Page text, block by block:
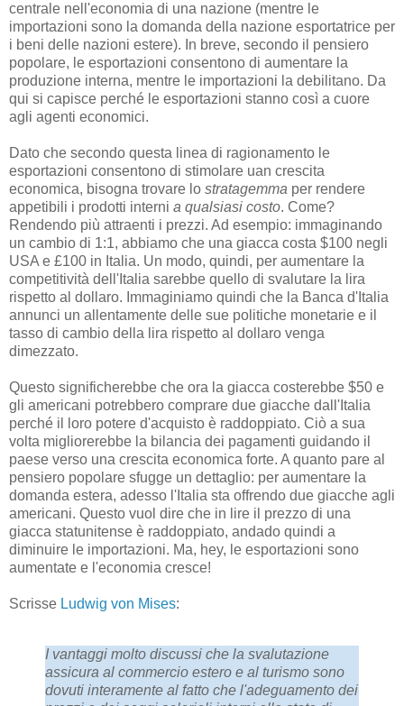
centrale nell'economia di una nazione (mentre le
importazioni sono la domanda della nazione esportatrice per
i beni delle nazioni estere). In breve, secondo il pensiero
popolare, le esportazioni consentono di aumentare la
produzione interna, mentre le importazioni la debilitano. Da
qui si capisce perché le esportazioni stanno così a cuore
agli agenti economici.
Dato che secondo questa linea di ragionamento le
esportazioni consentono di stimolare uan crescita
economica, bisogna trovare lo stratagemma per rendere
appetibili i prodotti interni a qualsiasi costo. Come?
Rendendo più attraenti i prezzi. Ad esempio: immaginando
un cambio di 1:1, abbiamo che una giacca costa $100 negli
USA e £100 in Italia. Un modo, quindi, per aumentare la
competitività dell'Italia sarebbe quello di svalutare la lira
rispetto al dollaro. Immaginiamo quindi che la Banca d'Italia
annunci un allentamente delle sue politiche monetarie e il
tasso di cambio della lira rispetto al dollaro venga
dimezzato.
Questo significherebbe che ora la giacca costerebbe $50 e
gli americani potrebbero comprare due giacche dall'Italia
perché il loro potere d'acquisto è raddoppiato. Ciò a sua
volta migliorerebbe la bilancia dei pagamenti guidando il
paese verso una crescita economica forte. A quanto pare al
pensiero popolare sfugge un dettaglio: per aumentare la
domanda estera, adesso l'Italia sta offrendo due giacche agli
americani. Questo vuol dire che in lire il prezzo di una
giacca statunitense è raddoppiato, andado quindi a
diminuire le importazioni. Ma, hey, le esportazioni sono
aumentate e l'economia cresce!
Scrisse Ludwig von Mises:
I vantaggi molto discussi che la svalutazione
assicura al commercio estero e al turismo sono
dovuti interamente al fatto che l'adeguamento dei